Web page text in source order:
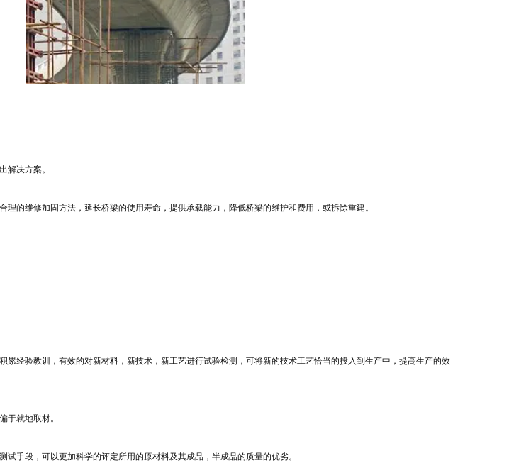
解决方案。
的维修加固方法，延长桥梁的使用寿命，提供承载能力，降低桥梁的维护和费用，或拆除重建。
累经验教训，有效的对新材料，新技术，新工艺进行试验检测，可将新的技术工艺恰当的投入到生产中，提高生产的效
于就地取材。
手段，可以更加科学的评定所用的原材料及其成品，半成品的质量的优劣。